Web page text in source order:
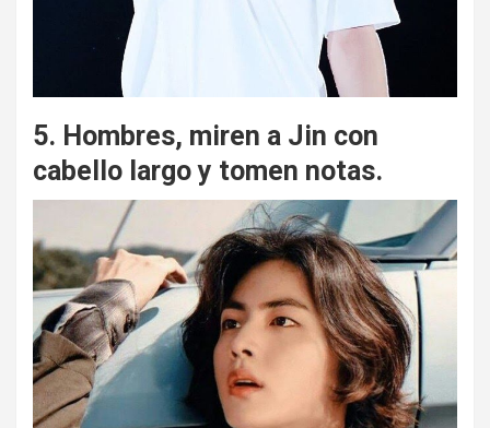
5. Hombres, miren a Jin con
cabello largo y tomen notas.